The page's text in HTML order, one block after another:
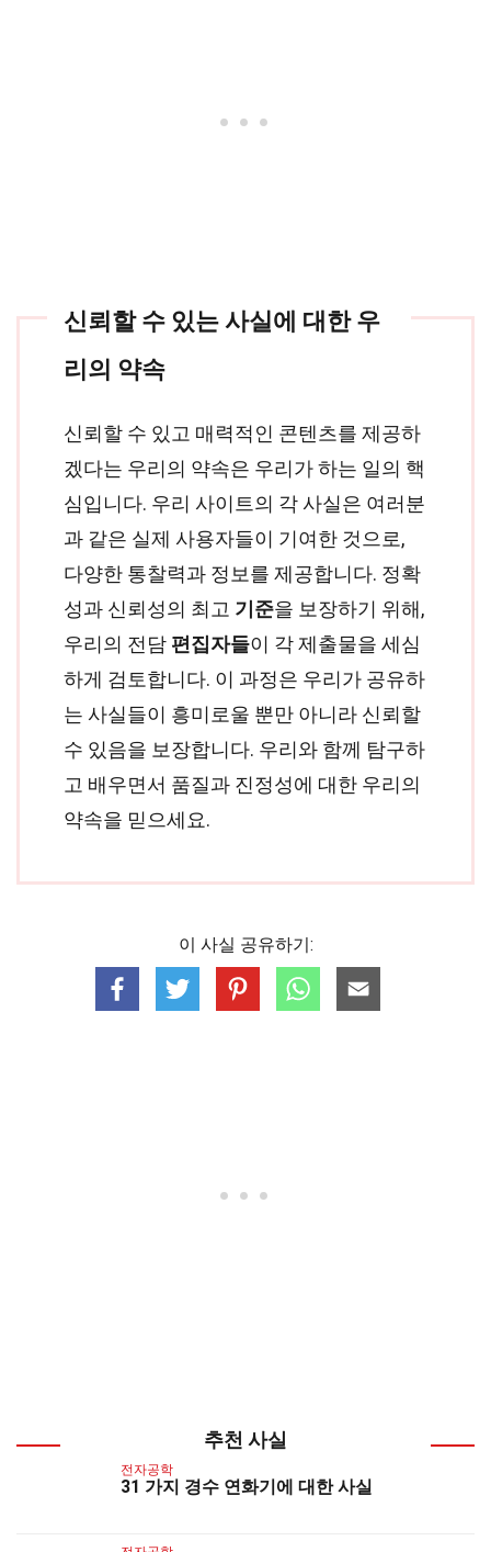
신뢰할 수 있는 사실에 대한 우
리의 약속
신뢰할 수 있고 매력적인 콘텐츠를 제공하
겠다는 우리의 약속은 우리가 하는 일의 핵
심입니다. 우리 사이트의 각 사실은 여러분
과 같은 실제 사용자들이 기여한 것으로,
다양한 통찰력과 정보를 제공합니다. 정확
성과 신뢰성의 최고 기준을 보장하기 위해,
우리의 전담 편집자들이 각 제출물을 세심
하게 검토합니다. 이 과정은 우리가 공유하
는 사실들이 흥미로울 뿐만 아니라 신뢰할
수 있음을 보장합니다. 우리와 함께 탐구하
고 배우면서 품질과 진정성에 대한 우리의
약속을 믿으세요.
이 사실 공유하기:
추천 사실
전자공학
31 가지 경수 연화기에 대한 사실